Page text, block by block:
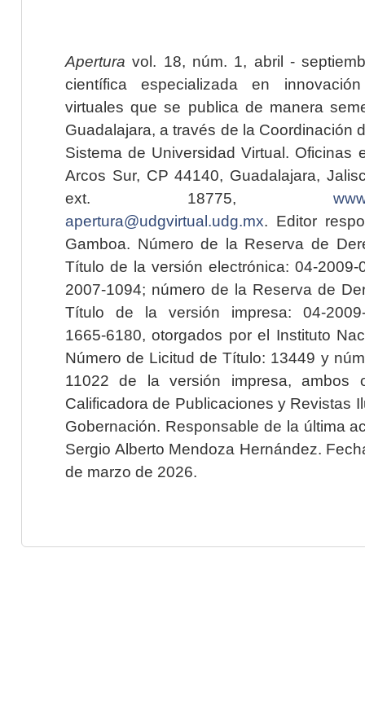
Apertura vol. 18, núm. 1, abril -
científica especializada en
virtuales que se publica de manera
Guadalajara, a través de la Coordinación
Sistema de Universidad Virtual. Oficinas
Arcos Sur, CP 44140, Guadalajara,
ext. 18775,
apertura@udgvirtual.udg.mx. Editor
Gamboa. Número de la Reserva de
Título de la versión electrónica: 04-2009-
2007-1094; número de la Reserva de
Título de la versión impresa: 04-2009-
1665-6180, otorgados por el Instituto
Número de Licitud de Título: 13449 y
11022 de la versión impresa, ambos
Calificadora de Publicaciones y Revistas
Gobernación. Responsable de la última
Sergio Alberto Mendoza Hernández.
de marzo de 2026.